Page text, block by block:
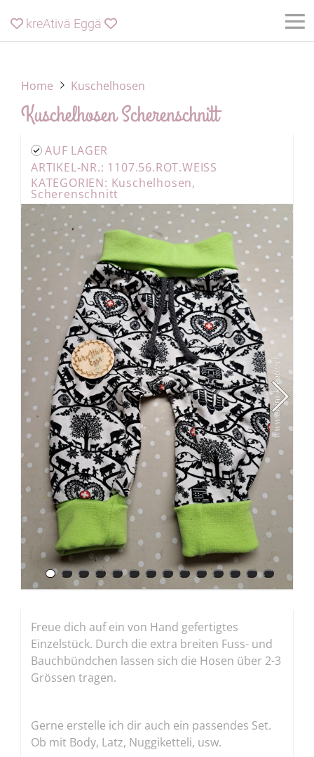
 kreAtivä Eggä 
Home Kuschelhosen
Kuschelhosen Scherenschnitt
AUF LAGER
ARTIKEL-NR.: 1107.56.ROT.WEISS
KATEGORIEN: Kuschelhosen,
Scherenschnitt
Freue dich auf ein von Hand gefertigtes
Einzelstück. Durch die extra breiten Fuss- und
Bauchbündchen lassen sich die Hosen über 2-3
Grössen tragen.
Gerne erstelle ich dir auch ein passendes Set.
Ob mit Body, Latz, Nuggiketteli, usw.